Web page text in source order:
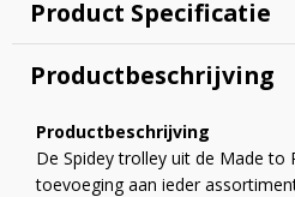
Product Specificatie
Productbeschrijving
Productbeschrijving
De Spidey trolley uit de Made to
toevoeging aan ieder